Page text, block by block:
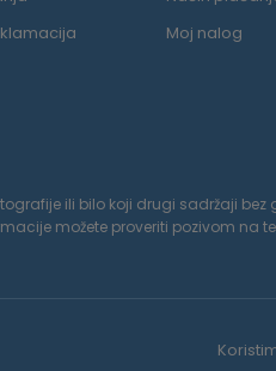
Moj nalog
ili bilo koji drugi sadržaji bez
možete proveriti pozivom na